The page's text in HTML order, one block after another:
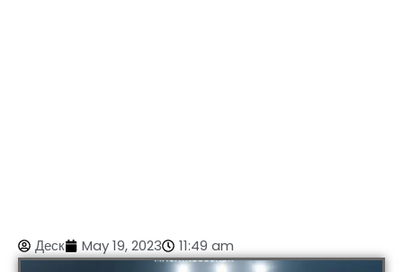
Деск May 19, 2023 11:49 am